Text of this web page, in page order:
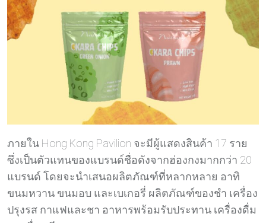
ภายใน Hong Kong Pavilion จะมีผู้แสดงสินค้า 17 ราย
ซึ่งเป็นตัวแทนของแบรนด์ชื่อดังจากฮ่องกงมากกว่า 20
แบรนด์ โดยจะนำเสนอผลิตภัณฑ์ที่หลากหลาย อาทิ
ขนมหวาน ขนมอบ และเบเกอรี่ ผลิตภัณฑ์ของชำ เครื่อง
ปรุงรส กาแฟและชา อาหารพร้อมรับประทาน เครื่องดื่ม